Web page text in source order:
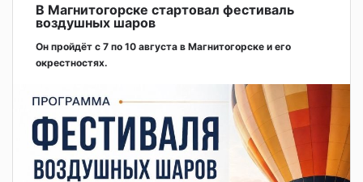
В Магнитогорске стартовал фестиваль
воздушных шаров
Он пройдёт с 7 по 10 августа в Магнитогорске и его
окрестностях.